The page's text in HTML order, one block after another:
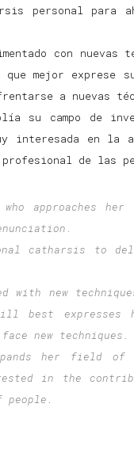
personal para
con nuevas
mejor exprese
a nuevas
su campo de
interesada en la
de las
approaches
catharsis to
with new
best expresses
new techniques.
her field of
in the